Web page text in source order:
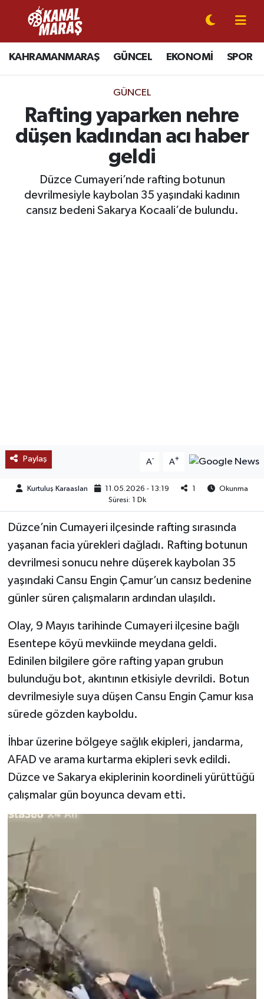
KAHRAMANMARAŞ GÜNCEL EKONOMİ SPOR
GÜNCEL
Rafting yaparken nehre
düşen kadından acı haber
geldi
Düzce Cumayeri’nde rafting botunun
devrilmesiyle kaybolan 35 yaşındaki kadının
cansız bedeni Sakarya Kocaali’de bulundu.
Paylaş A- A+
Kurtuluş Karaaslan 11.05.2026 - 13:19 1
Okunma
Süresi: 1 Dk
Düzce’nin Cumayeri ilçesinde rafting sırasında
yaşanan facia yürekleri dağladı. Rafting botunun
devrilmesi sonucu nehre düşerek kaybolan 35
yaşındaki Cansu Engin Çamur’un cansız bedenine
günler süren çalışmaların ardından ulaşıldı.
Olay, 9 Mayıs tarihinde Cumayeri ilçesine bağlı
Esentepe köyü mevkiinde meydana geldi.
Edinilen bilgilere göre rafting yapan grubun
bulunduğu bot, akıntının etkisiyle devrildi. Botun
devrilmesiyle suya düşen Cansu Engin Çamur kısa
sürede gözden kayboldu.
İhbar üzerine bölgeye sağlık ekipleri, jandarma,
AFAD ve arama kurtarma ekipleri sevk edildi.
Düzce ve Sakarya ekiplerinin koordineli yürüttüğü
çalışmalar gün boyunca devam etti.
CANLI YAYIN
KAHRAMANMARAŞ
GÜNCEL
SPOR
EKONOMİ
TREND
MEDYA
OTOMOTİV
YAŞAM
Kahramanmaraş Nöbetçi Eczaneler
Kahramanmaraş Hava Durumu
Kahramanmaraş Namaz Vakitleri
Kahramanmaraş Trafik Yoğunluk Haritası
Süper Lig Puan Durumu ve Fikstür
Tüm Manşetler